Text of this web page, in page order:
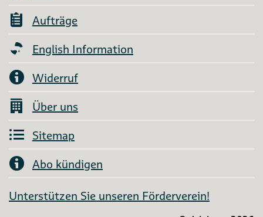
Aufträge
English Information
Widerruf
Über uns
Sitemap
Abo kündigen
Unterstützen Sie unseren Förderverein!